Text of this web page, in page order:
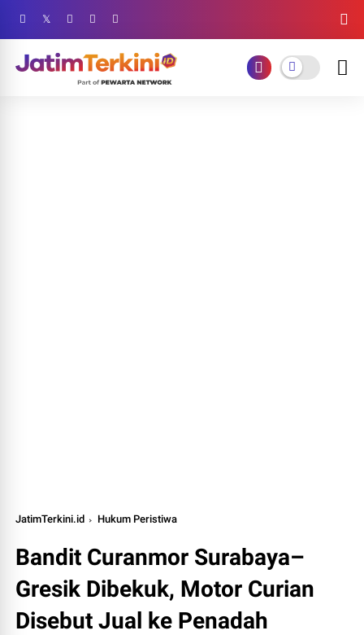
JatimTerkini.id Hukum Peristiwa
Bandit Curanmor Surabaya–
Gresik Dibekuk, Motor Curian
Disebut Jual ke Penadah